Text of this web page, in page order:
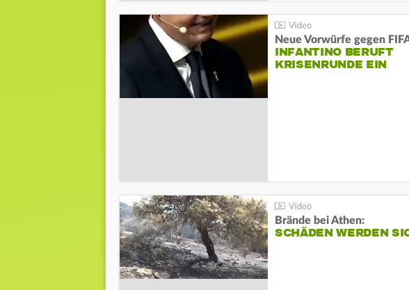
Neue Vorwürfe gegen
INFANTINO BERUFT
KRISENRUNDE EIN
Brände bei Athen:
SCHÄDEN WERDEN